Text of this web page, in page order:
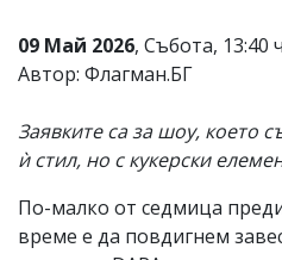
под
статиите
от
читателите
редакцията
не
носи
09 Май 2026, Събота, 13:40
Автор: Флагман.БГ
Заявките са за шоу, което
ѝ стил, но с кукерски
По-малко от седмица
време е да повдигнем